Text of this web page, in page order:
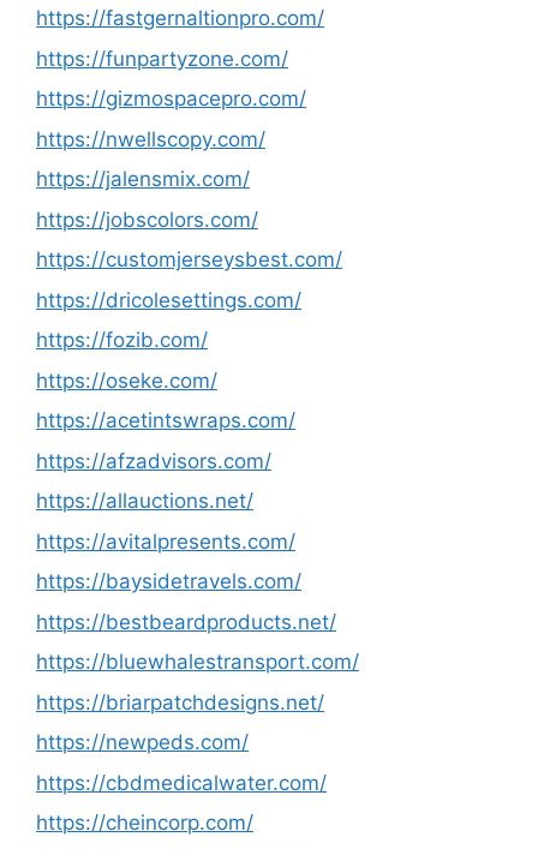
https://fastgernaltionpro.com/
https://funpartyzone.com/
https://gizmospacepro.com/
https://nwellscopy.com/
https://jalensmix.com/
https://jobscolors.com/
https://customjerseysbest.com/
https://dricolesettings.com/
https://fozib.com/
https://oseke.com/
https://acetintswraps.com/
https://afzadvisors.com/
https://allauctions.net/
https://avitalpresents.com/
https://baysidetravels.com/
https://bestbeardproducts.net/
https://bluewhalestransport.com/
https://briarpatchdesigns.net/
https://newpeds.com/
https://cbdmedicalwater.com/
https://cheincorp.com/